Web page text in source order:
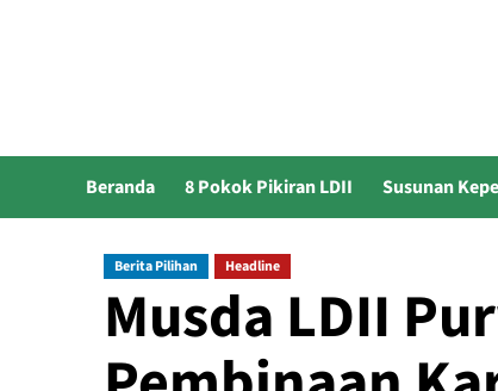
Beranda 8 Pokok Pikiran LDII Susunan
Berita Pilihan Headline
Musda LDII